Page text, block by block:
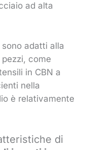
ad alta
adatti alla
come
in CBN a
nella
è relativamente
di